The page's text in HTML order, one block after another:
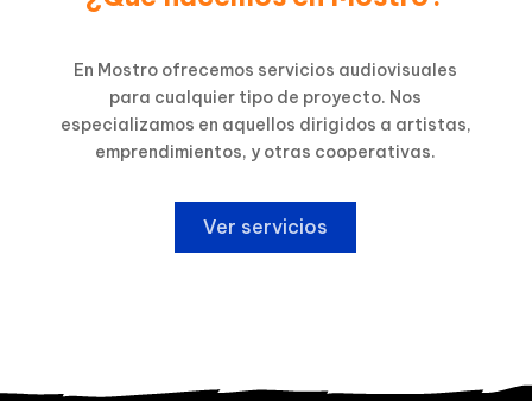
En Mostro ofrecemos servicios audiovisuales
para cualquier tipo de proyecto. Nos
especializamos en aquellos dirigidos a artistas,
emprendimientos, y otras cooperativas.
Ver servicios